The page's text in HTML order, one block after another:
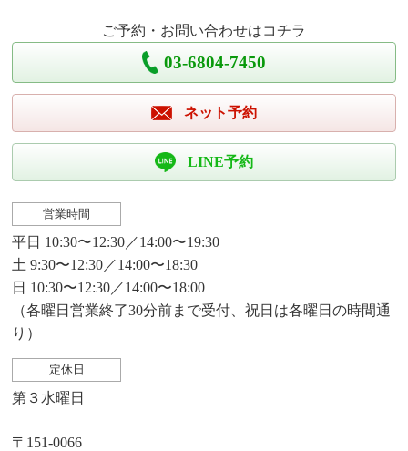
ご予約・お問い合わせはコチラ
03-6804-7450
ネット予約
LINE予約
営業時間
平日 10:30〜12:30／14:00〜19:30
土 9:30〜12:30／14:00〜18:30
日 10:30〜12:30／14:00〜18:00
（各曜日営業終了30分前まで受付、祝日は各曜日の時間通
り）
定休日
第３水曜日
〒151-0066